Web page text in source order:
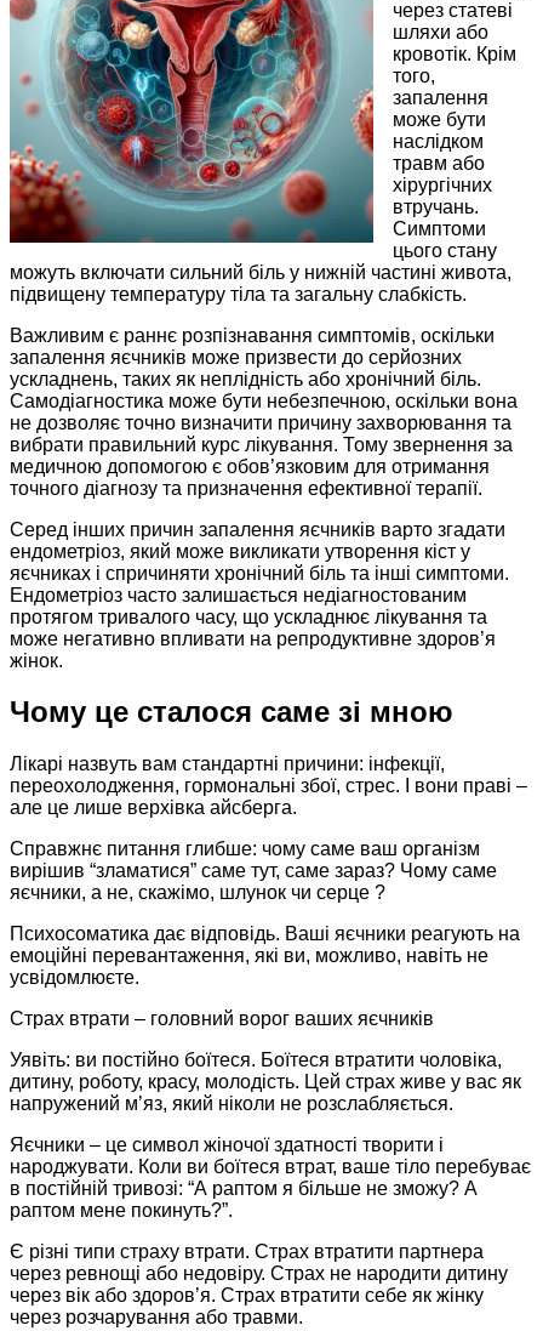
через статеві
шляхи або
кровотік. Крім
того,
запалення
може бути
наслідком
травм або
хірургічних
втручань.
Симптоми
цього стану
можуть включати сильний біль у нижній частині живота,
підвищену температуру тіла та загальну слабкість.
Важливим є раннє розпізнавання симптомів, оскільки
запалення яєчників може призвести до серйозних
ускладнень, таких як неплідність або хронічний біль.
Самодіагностика може бути небезпечною, оскільки вона
не дозволяє точно визначити причину захворювання та
вибрати правильний курс лікування. Тому звернення за
медичною допомогою є обов’язковим для отримання
точного діагнозу та призначення ефективної терапії.
Серед інших причин запалення яєчників варто згадати
ендометріоз, який може викликати утворення кіст у
яєчниках і спричиняти хронічний біль та інші симптоми.
Ендометріоз часто залишається недіагностованим
протягом тривалого часу, що ускладнює лікування та
може негативно впливати на репродуктивне здоров’я
жінок.
Чому це сталося саме зі мною
Лікарі назвуть вам стандартні причини: інфекції,
переохолодження, гормональні збої, стрес. І вони праві –
але це лише верхівка айсберга.
Справжнє питання глибше: чому саме ваш організм
вирішив “зламатися” саме тут, саме зараз? Чому саме
яєчники, а не, скажімо, шлунок чи серце ?
Психосоматика дає відповідь. Ваші яєчники реагують на
емоційні перевантаження, які ви, можливо, навіть не
усвідомлюєте.
​Страх втрати – головний ворог ваших яєчників
Уявіть: ви постійно боїтеся. Боїтеся втратити чоловіка,
дитину, роботу, красу, молодість. Цей страх живе у вас як
напружений м’яз, який ніколи не розслабляється.
Яєчники – це символ жіночої здатності творити і
народжувати. Коли ви боїтеся втрат, ваше тіло перебуває
в постійній тривозі: “А раптом я більше не зможу? А
раптом мене покинуть?”.
Є різні типи страху втрати. Страх втратити партнера
через ревнощі або недовіру. Страх не народити дитину
через вік або здоров’я. Страх втратити себе як жінку
через розчарування або травми.